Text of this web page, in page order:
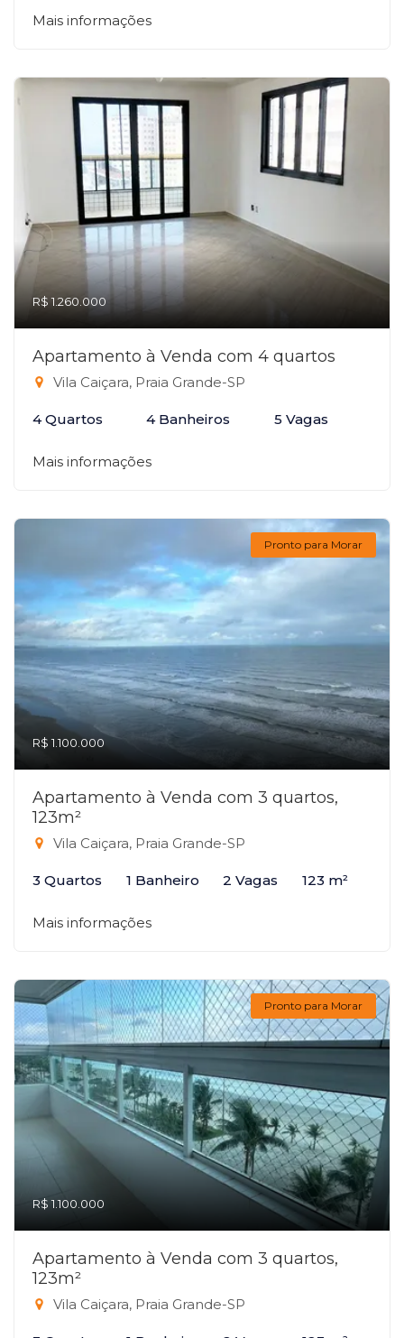
Mais informações
R$ 1.260.000
Apartamento à Venda com 4 quartos
Vila Caiçara, Praia Grande-SP
4 Quartos 4 Banheiros 5 Vagas
Mais informações
Pronto para Morar
R$ 1.100.000
Apartamento à Venda com 3 quartos,
123m²
Vila Caiçara, Praia Grande-SP
3 Quartos 1 Banheiro 2 Vagas 123 m²
Mais informações
Pronto para Morar
R$ 1.100.000
Apartamento à Venda com 3 quartos,
123m²
Vila Caiçara, Praia Grande-SP